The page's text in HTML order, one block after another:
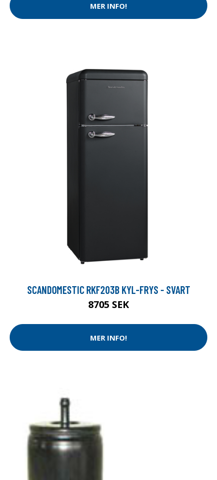
MER INFO!
SCANDOMESTIC RKF203B KYL-FRYS - SVART
8705 SEK
MER INFO!